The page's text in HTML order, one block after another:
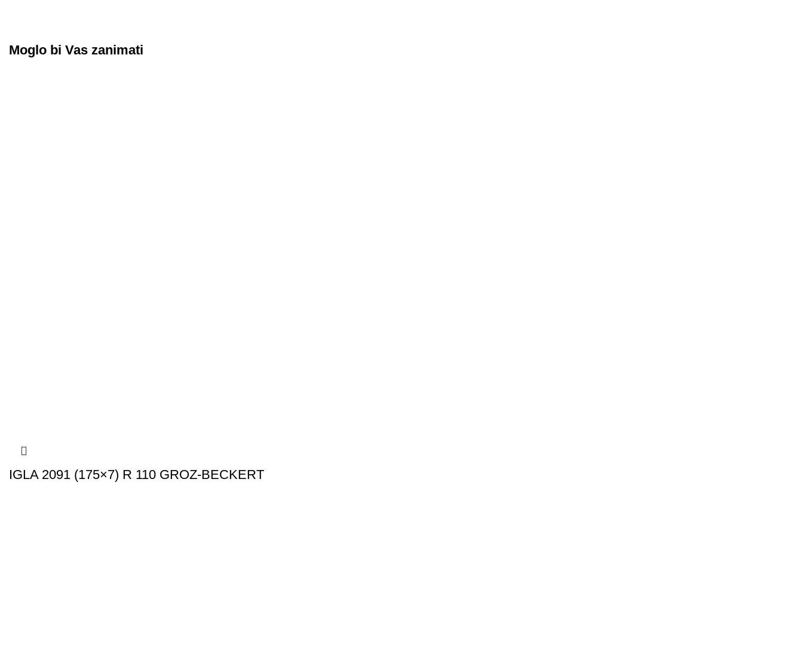
Moglo bi Vas zanimati
IGLA 2091 (175×7) R 110 GROZ-BECKERT